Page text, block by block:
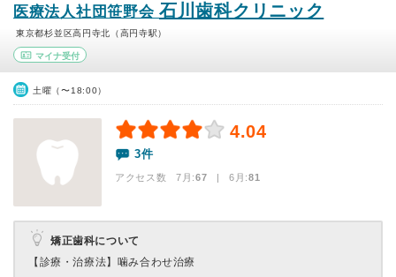
医療法人社団笹野会 石川歯科クリニック
東京都杉並区高円寺北（高円寺駅）
マイナ受付
土曜（〜18:00）
4.04
3件
アクセス数 7月:67 | 6月:81
矯正歯科について
【診療・治療法】 噛み合わせ治療